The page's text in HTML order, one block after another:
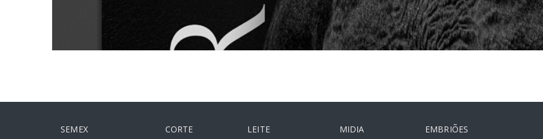
SEMEX
CORTE
LEITE
MIDIA
EMBRIÕES